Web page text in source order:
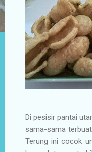
Di pesisir pantai
sama-sama
Terung ini cocok